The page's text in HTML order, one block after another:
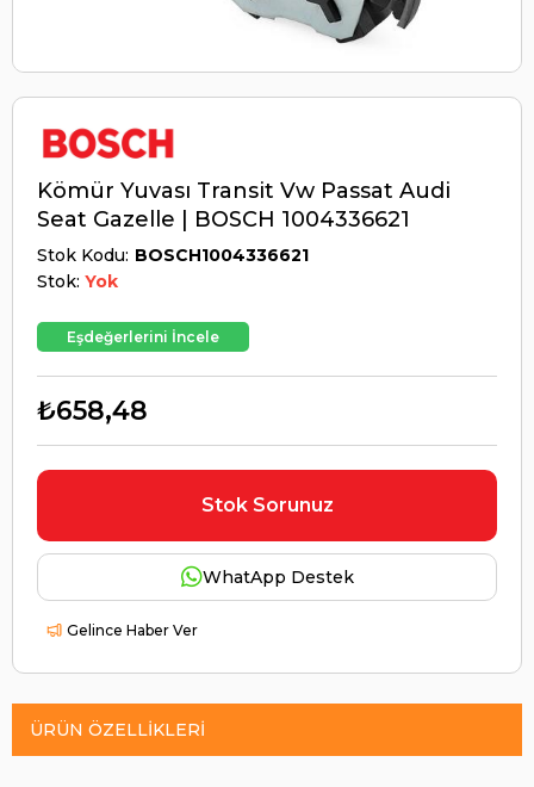
Kömür Yuvası Transit Vw Passat Audi
Seat Gazelle | BOSCH 1004336621
Stok Kodu BOSCH1004336621
Stok: Yok
Eşdeğerlerini İncele
₺658,48
Stok Sorunuz
WhatApp Destek
Gelince Haber Ver
ÜRÜN ÖZELLIKLERI